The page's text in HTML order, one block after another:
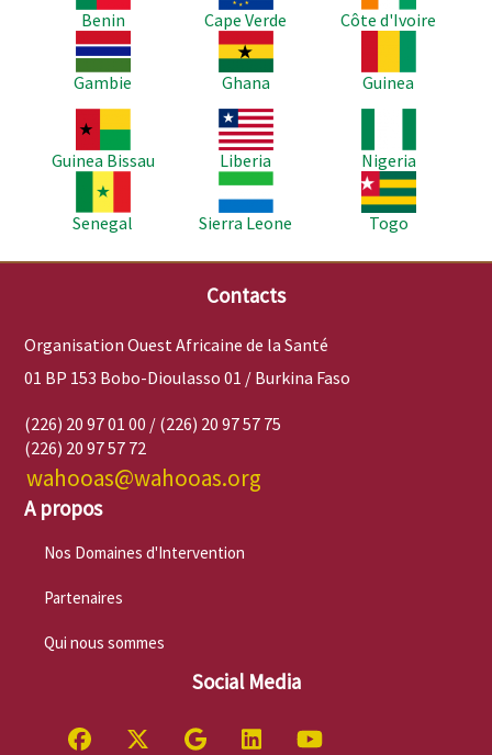
Benin
Cape Verde
Côte d'Ivoire
Image
Gambie
Image
Ghana
Guinea
Image
Guinea Bissau
Image
Liberia
Nigeria
Senegal
Image
Sierra Leone
Image
Togo
Contacts
Organisation Ouest Africaine de la Santé
01 BP 153 Bobo-Dioulasso 01 / Burkina Faso
(226) 20 97 01 00 / (226) 20 97 57 75
(226) 20 97 57 72
wahooas@wahooas.org
A propos
Nos Domaines d'Intervention
Partenaires
Qui nous sommes
Social Media